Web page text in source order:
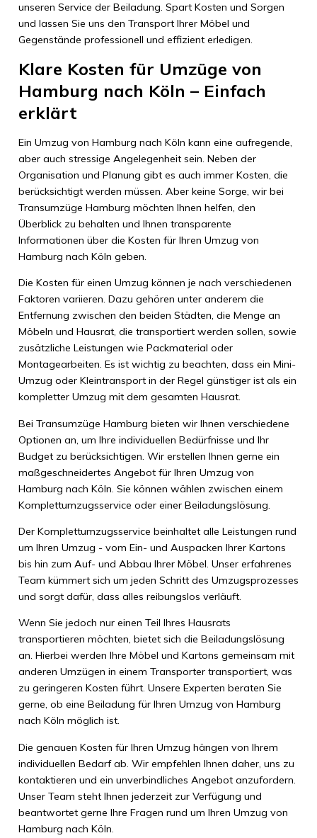
unseren Service der Beiladung. Spart Kosten und Sorgen
und lassen Sie uns den Transport Ihrer Möbel und
Gegenstände professionell und effizient erledigen.
Klare Kosten für Umzüge von
Hamburg nach Köln – Einfach
erklärt
Ein Umzug von Hamburg nach Köln kann eine aufregende,
aber auch stressige Angelegenheit sein. Neben der
Organisation und Planung gibt es auch immer Kosten, die
berücksichtigt werden müssen. Aber keine Sorge, wir bei
Transumzüge Hamburg möchten Ihnen helfen, den
Überblick zu behalten und Ihnen transparente
Informationen über die Kosten für Ihren Umzug von
Hamburg nach Köln geben.
Die Kosten für einen Umzug können je nach verschiedenen
Faktoren variieren. Dazu gehören unter anderem die
Entfernung zwischen den beiden Städten, die Menge an
Möbeln und Hausrat, die transportiert werden sollen, sowie
zusätzliche Leistungen wie Packmaterial oder
Montagearbeiten. Es ist wichtig zu beachten, dass ein Mini-
Umzug oder Kleintransport in der Regel günstiger ist als ein
kompletter Umzug mit dem gesamten Hausrat.
Bei Transumzüge Hamburg bieten wir Ihnen verschiedene
Optionen an, um Ihre individuellen Bedürfnisse und Ihr
Budget zu berücksichtigen. Wir erstellen Ihnen gerne ein
maßgeschneidertes Angebot für Ihren Umzug von
Hamburg nach Köln. Sie können wählen zwischen einem
Komplettumzugsservice oder einer Beiladungslösung.
Der Komplettumzugsservice beinhaltet alle Leistungen rund
um Ihren Umzug - vom Ein- und Auspacken Ihrer Kartons
bis hin zum Auf- und Abbau Ihrer Möbel. Unser erfahrenes
Team kümmert sich um jeden Schritt des Umzugsprozesses
und sorgt dafür, dass alles reibungslos verläuft.
Wenn Sie jedoch nur einen Teil Ihres Hausrats
transportieren möchten, bietet sich die Beiladungslösung
an. Hierbei werden Ihre Möbel und Kartons gemeinsam mit
anderen Umzügen in einem Transporter transportiert, was
zu geringeren Kosten führt. Unsere Experten beraten Sie
gerne, ob eine Beiladung für Ihren Umzug von Hamburg
nach Köln möglich ist.
Die genauen Kosten für Ihren Umzug hängen von Ihrem
individuellen Bedarf ab. Wir empfehlen Ihnen daher, uns zu
kontaktieren und ein unverbindliches Angebot anzufordern.
Unser Team steht Ihnen jederzeit zur Verfügung und
beantwortet gerne Ihre Fragen rund um Ihren Umzug von
Hamburg nach Köln.